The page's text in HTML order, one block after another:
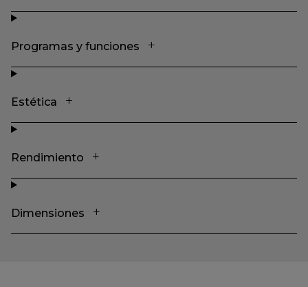
Programas y funciones
Estética
Rendimiento
Dimensiones